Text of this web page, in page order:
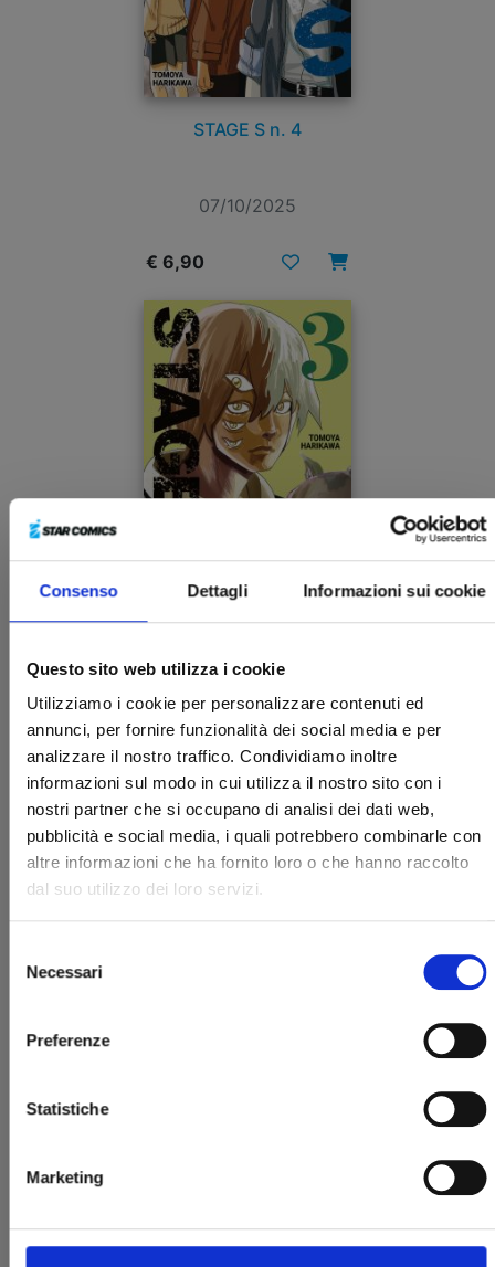
Consenso Dettagli Informazioni sui cookie
Questo sito web utilizza i cookie
Utilizziamo i cookie per personalizzare contenuti ed
annunci, per fornire funzionalità dei social media e per
analizzare il nostro traffico. Condividiamo inoltre
informazioni sul modo in cui utilizza il nostro sito con i
nostri partner che si occupano di analisi dei dati web,
pubblicità e social media, i quali potrebbero combinarle con
altre informazioni che ha fornito loro o che hanno raccolto
dal suo utilizzo dei loro servizi.
delNecessari
Preferenze
Statistiche
Marketing
STAGE S n. 4
07/10/2025
€ 6,90
STAGE S n. 3
13/05/2025
€ 6,90